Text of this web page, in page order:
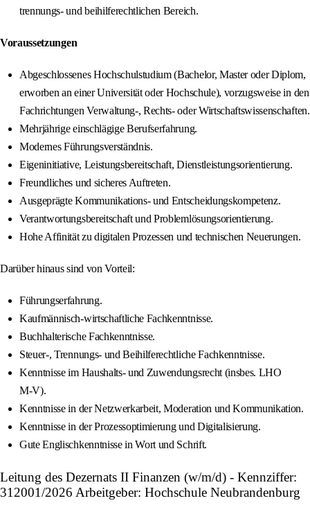
trennungs- und beihilferechtlichen Bereich.
Voraussetzungen
Abgeschlossenes Hochschulstudium (Bachelor, Master oder Diplom,
erworben an einer Universität oder Hochschule), vorzugsweise in den
Fachrichtungen Verwaltung-, Rechts- oder Wirtschaftswissenschaften.
Mehrjährige einschlägige Berufserfahrung.
Modernes Führungsverständnis.
Eigeninitiative, Leistungsbereitschaft, Dienstleistungsorientierung.
Freundliches und sicheres Auftreten.
Ausgeprägte Kommunikations- und Entscheidungskompetenz.
Verantwortungsbereitschaft und Problemlösungsorientierung.
Hohe Affinität zu digitalen Prozessen und technischen Neuerungen.
Darüber hinaus sind von Vorteil:
Führungserfahrung.
Kaufmännisch-wirtschaftliche Fachkenntnisse.
Buchhalterische Fachkenntnisse.
Steuer-, Trennungs- und Beihilferechtliche Fachkenntnisse.
Kenntnisse im Haushalts- und Zuwendungsrecht (insbes. LHO
M‑V).
Kenntnisse in der Netzwerkarbeit, Moderation und Kommunikation.
Kenntnisse in der Prozessoptimierung und Digitalisierung.
Gute Englischkenntnisse in Wort und Schrift.
Leitung des Dezernats II Finanzen (w/m/d) - Kennziffer:
312001/2026 Arbeitgeber: Hochschule Neubrandenburg